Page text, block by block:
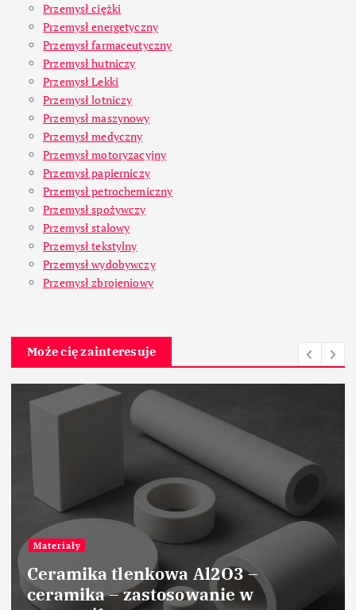
Przemysł ciężki
Przemysł energetyczny
Przemysł farmaceutyczny
Przemysł hutniczy
Przemysł Lekki
Przemysł lotniczy
Przemysł maszynowy
Przemysł medyczny
Przemysł motoryzacyjny
Przemysł papierniczy
Przemysł petrochemiczny
Przemysł spożywczy
Przemysł stalowy
Przemysł tekstylny
Przemysł wydobywczy
Przemysł zbrojeniowy
Może cię zainteresuje
Materiały
Ceramika tlenkowa Al2O3 –
ceramika – zastosowanie w